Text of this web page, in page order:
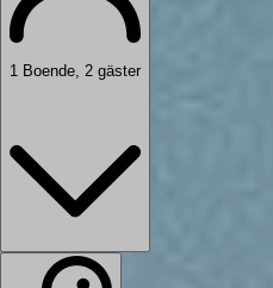
1 Boende, 2 gäster